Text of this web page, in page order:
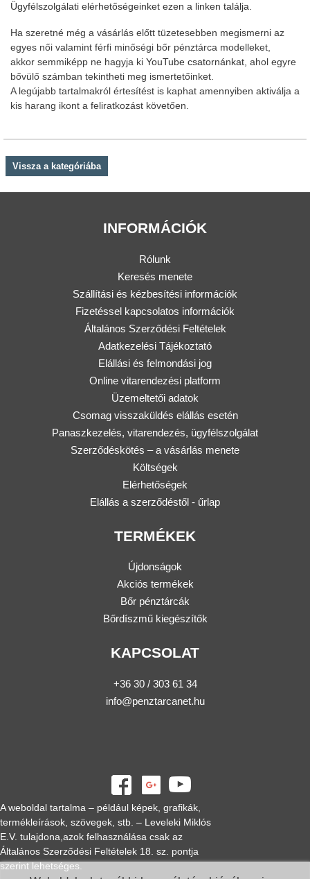
Ügyfélszolgálati elérhetőségeinket ezen a linken találja.
Ha szeretné még a vásárlás előtt tüzetesebben megismerni az
egyes női valamint férfi minőségi bőr pénztárca modelleket,
akkor semmiképp ne hagyja ki YouTube csatornánkat , ahol egyre
bővülő számban tekintheti meg ismertetőinket.
A legújabb tartalmakról értesítést is kaphat amennyiben aktiválja a
kis harang ikont a feliratkozást követően.
Vissza a kategóriába
INFORMÁCIÓK
Rólunk
Keresés menete
Szállítási és kézbesítési információk
Fizetéssel kapcsolatos információk
Általános Szerződési Feltételek
Adatkezelési Tájékoztató
Elállási és felmondási jog
Online vitarendezési platform
Üzemeltetői adatok
Csomag visszaküldés elállás esetén
Panaszkezelés, vitarendezés, ügyfélszolgálat
Szerződéskötés – a vásárlás menete
Költségek
Elérhetőségek
Elállás a szerződéstől - űrlap
TERMÉKEK
Újdonságok
Akciós termékek
Bőr pénztárcák
Bőrdíszmű kiegészítők
KAPCSOLAT
+36 30 / 303 61 34
info@penztarcanet.hu
A weboldal tartalma – például képek, grafikák,
termékleírások, szövegek, stb. – Leveleki Miklós
E.V. tulajdona,azok felhasználása csak az
Általános Szerződési Feltételek 18. sz. pontja
szerint lehetséges.